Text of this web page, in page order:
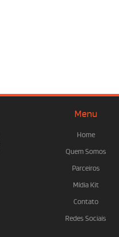
Menu
Home
Quem Somos
Parceiros
Mídia Kit
Contato
Redes Sociais